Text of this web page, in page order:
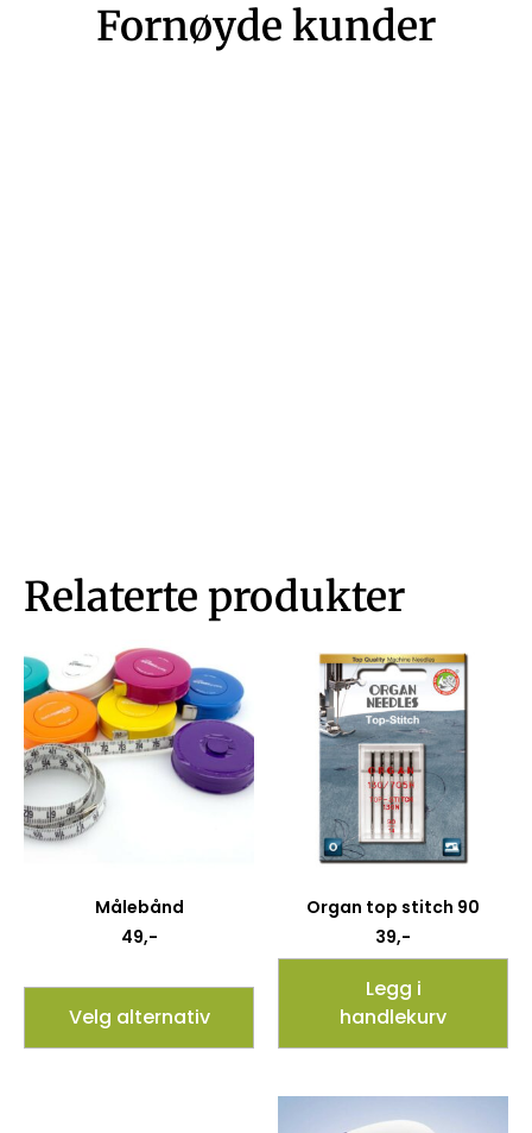
Fornøyde kunder
Relaterte produkter
Målebånd
49,-
Velg alternativ
Organ top stitch 90
39,-
Legg i
handlekurv